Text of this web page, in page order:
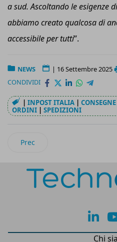
a sud. Ascoltando le esigenze
abbiamo creato qualcosa di
accessibile per tutti”.
NEWS | 16 Settembre 2025
CONDIVIDI
| INPOST ITALIA | CONSEGNE
ORDINI | SPEDIZIONI
Articolo precedente:
Prec
lk
Chi